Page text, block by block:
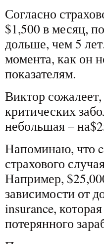
Согласно
$1,500 в месяц,
дольше, чем 5
момента, как он
показателям.
Виктор
критических
небольшая –
Напоминаю, что
страхового
Например,
зависимости от
insurance,
потерянного